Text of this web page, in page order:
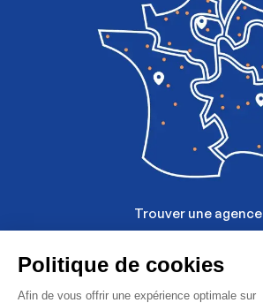
Trouver une agence
Mentions légales